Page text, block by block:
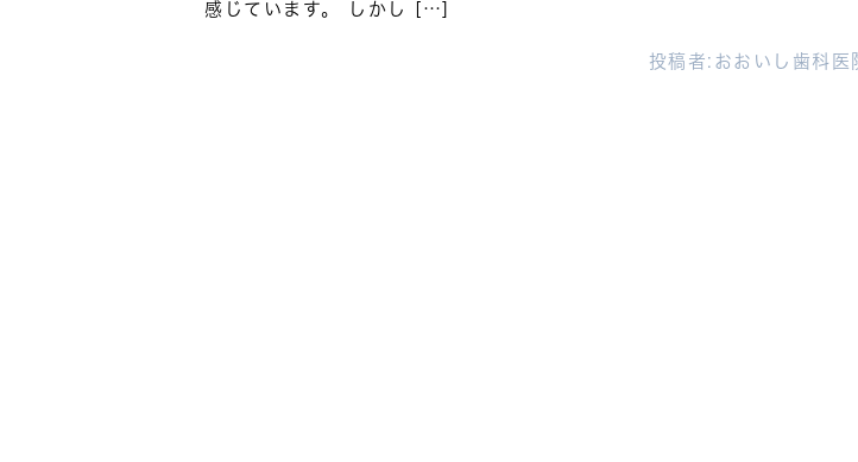
感じています。 しかし […]
投稿者: おおいし歯科